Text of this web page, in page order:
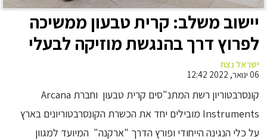
יישוב משלב: קרית טבעון ממשיכה
לפרוץ דרך בהנגשת מוזיקה לבעלי
צרכים מיוחדים
ישראל נצח
06 ינואר, 2022 12:42
קונסרבטוריון רשת המתנ"סים קרית טבעון וחברת Arcana
Instruments מובילים יחד את הכשרת הקונסרבטוריונים בארץ
על כלי הנגינה הייחודי ופורץ הדרך "ארקנה" המיועד למגוון